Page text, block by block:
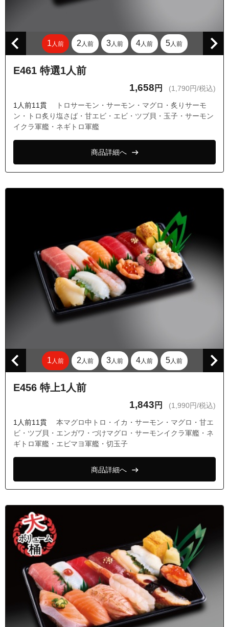
1 人前 2 人前 3人前 4人前 5人前
E461 特選1人前
1,658 円 (1,790円/税込)
1人前11貫
トロサーモン・サーモン・マグロ・炙りサーモ
ン・トロ炙り塩さば・甘エビ・エビ・ツブ貝・玉子・サーモン
イクラ軍艦・ネギトロ軍艦
商品詳細へ
1人前 2 人前 3人前 4人前 5人前
E456 特上1人前
1,843 円 (1,990円/税込)
1人前11貫
本マグロ中トロ・イカ・サーモン・マグロ・甘エ
ビ・ツブ貝・エンガワ・づけマグロ・サーモンイクラ軍艦・ネ
ギトロ軍艦・エビマヨ軍艦・切玉子
商品詳細へ